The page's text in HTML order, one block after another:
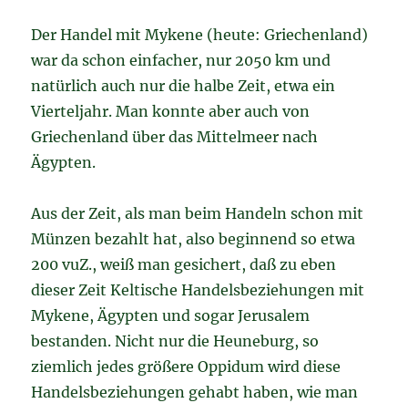
Der Handel mit Mykene (heute: Griechenland)
war da schon einfacher, nur 2050 km und
natürlich auch nur die halbe Zeit, etwa ein
Vierteljahr. Man konnte aber auch von
Griechenland über das Mittelmeer nach
Ägypten.
Aus der Zeit, als man beim Handeln schon mit
Münzen bezahlt hat, also beginnend so etwa
200 vuZ., weiß man gesichert, daß zu eben
dieser Zeit Keltische Handelsbeziehungen mit
Mykene, Ägypten und sogar Jerusalem
bestanden. Nicht nur die Heuneburg, so
ziemlich jedes größere Oppidum wird diese
Handelsbeziehungen gehabt haben, wie man